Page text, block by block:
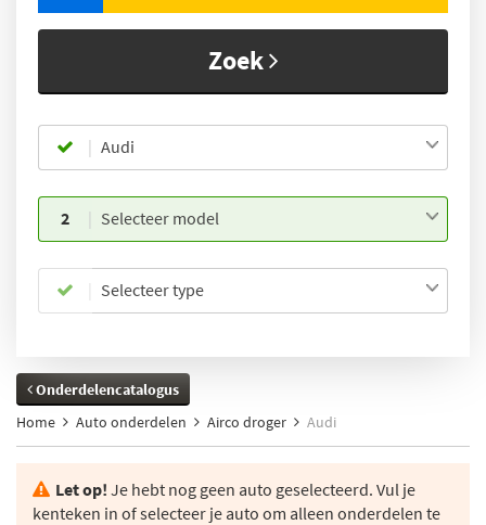
Zoek
Audi
2 Selecteer model
Selecteer type
Onderdelencatalogus
Home
Auto onderdelen Airco droger Audi
Let op! Je hebt nog geen auto geselecteerd. Vul je
kenteken in of selecteer je auto om alleen onderdelen te